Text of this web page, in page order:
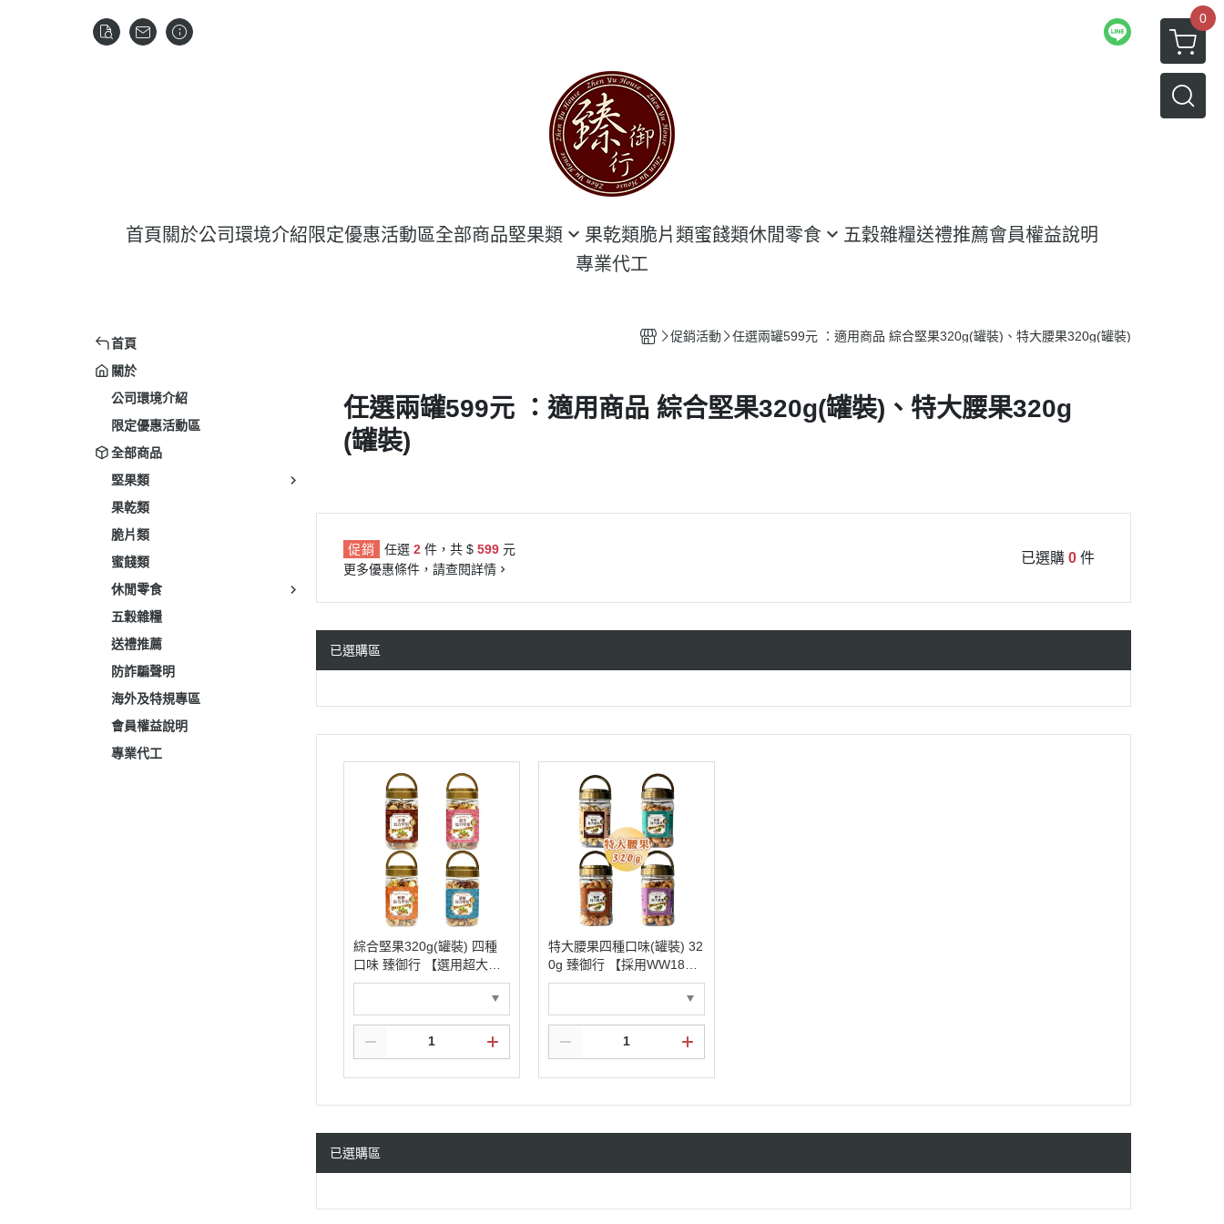
0
首頁 關於公司環境介紹 限定優惠活動區全部商品堅果類 果乾類脆片類蜜餞類休閒零食
臻豪邁肉乾
花生類
五穀雜糧送禮推薦會員權益說明
專業代工
首頁
關於
公司環境介紹
限定優惠活動區
全部商品
堅果類
果乾類
脆片類
蜜餞類
休閒零食
五穀雜糧
送禮推薦
防詐騙聲明
海外及特規專區
會員權益說明
專業代工
促銷活動 任選兩罐599元 ：適用商品 綜合堅果320g(罐裝)、特大腰果320g(罐裝)
任選兩罐599元 ：適用商品 綜合堅果320g(罐裝)、特大腰果320g
(罐裝)
促銷 任選 2 件，共 $ 599 元
更多優惠條件，請查閱詳情
已選購 0 件
已選購區
綜合堅果320g(罐裝) 四種
口味 臻御行 【選用超大尺
寸 低溫烘焙】
特大腰果四種口味(罐裝) 32
0g 臻御行 【採用WW180
巨無霸尺寸 低溫烘焙】
已選購區